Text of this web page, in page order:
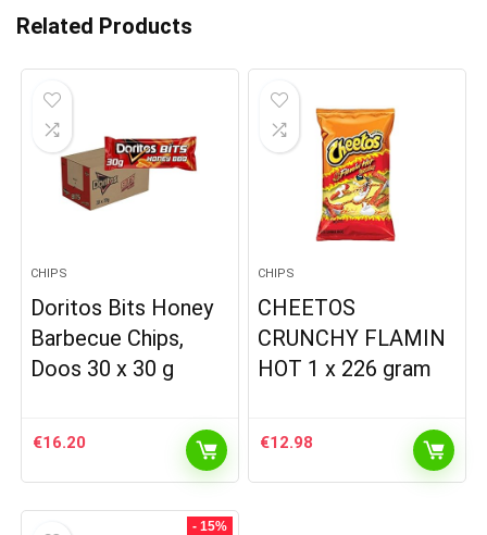
Related Products
CHIPS
Doritos Bits Honey
Barbecue Chips,
Doos 30 x 30 g
€16.20
CHIPS
CHEETOS
CRUNCHY FLAMIN
HOT 1 x 226 gram
€12.98
- 15%